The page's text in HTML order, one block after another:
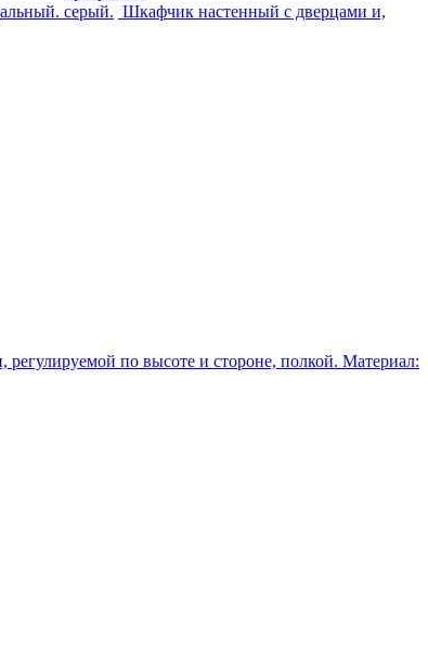
Шкафчик настенный с дверцами и,
по высоте и стороне, полкой. Материал: